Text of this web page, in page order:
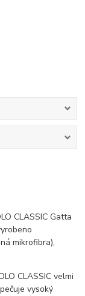
CLASSIC Gatta
mikrofibra),
CLASSIC velmi
vysoký